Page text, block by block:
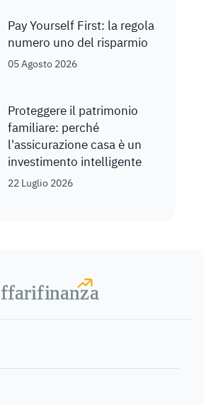
Pay Yourself First: la regola
numero uno del risparmio
05 Agosto 2026
Proteggere il patrimonio
familiare: perché
l'assicurazione casa è un
investimento intelligente
22 Luglio 2026
ffarifinanza
ffarifinanza